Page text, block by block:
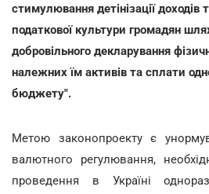
стимулювання детінізації доходів
податкової культури громадян
добровільного декларування
належних їм активів та сплати
бюджету".
Метою законопроекту є
валютного регулювання,
проведення в Україні